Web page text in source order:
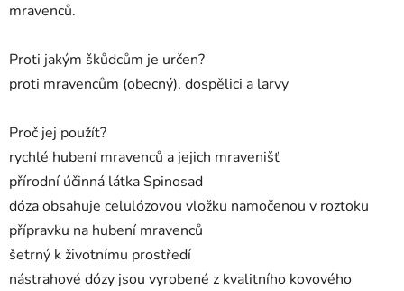
mravenců.
Proti jakým škůdcům je určen?
proti mravencům (obecný), dospělici a larvy
Proč jej použít?
rychlé hubení mravenců a jejich mravenišť
přírodní účinná látka Spinosad
dóza obsahuje celulózovou vložku namočenou v roztoku
přípravku na hubení mravenců
šetrný k životnímu prostředí
nástrahové dózy jsou vyrobené z kvalitního kovového